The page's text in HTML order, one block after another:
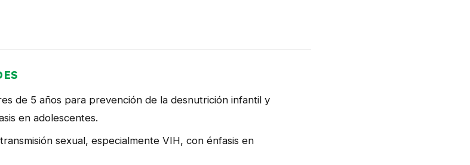
de 5 años para prevención de la desnutrición infantil y
en adolescentes.
sexual, especialmente VIH, con énfasis en